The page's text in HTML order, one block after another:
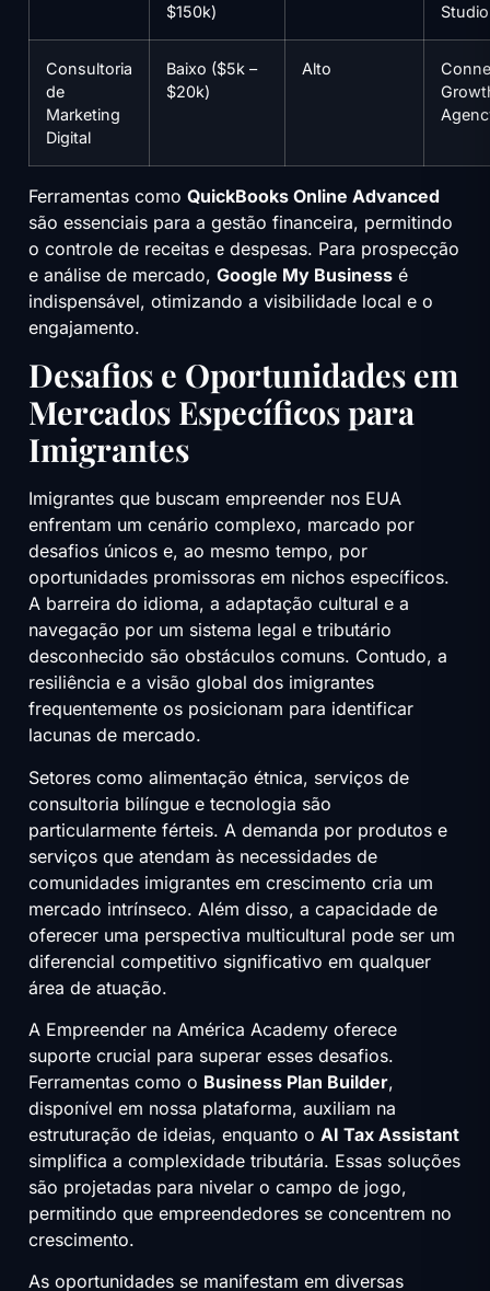
$150k)
Studio
Consultoria
de
Marketing
Digital
Baixo ($5k –
$20k)
Alto
Ferramentas como QuickBooks Online Advanced
são essenciais para a gestão financeira, permitindo
o controle de receitas e despesas. Para prospecção
e análise de mercado, Google My Business é
indispensável, otimizando a visibilidade local e o
engajamento.
Desafios e Oportunidades em
Mercados Específicos para
Imigrantes
Imigrantes que buscam empreender nos EUA
enfrentam um cenário complexo, marcado por
desafios únicos e, ao mesmo tempo, por
oportunidades promissoras em nichos específicos.
A barreira do idioma, a adaptação cultural e a
navegação por um sistema legal e tributário
desconhecido são obstáculos comuns. Contudo, a
resiliência e a visão global dos imigrantes
frequentemente os posicionam para identificar
lacunas de mercado.
Setores como alimentação étnica, serviços de
consultoria bilíngue e tecnologia são
particularmente férteis. A demanda por produtos e
serviços que atendam às necessidades de
comunidades imigrantes em crescimento cria um
mercado intrínseco. Além disso, a capacidade de
oferecer uma perspectiva multicultural pode ser um
diferencial competitivo significativo em qualquer
área de atuação.
A Empreender na América Academy oferece
suporte crucial para superar esses desafios.
Ferramentas como o Business Plan Builder,
disponível em nossa plataforma, auxiliam na
estruturação de ideias, enquanto o AI Tax Assistant
simplifica a complexidade tributária. Essas soluções
são projetadas para nivelar o campo de jogo,
permitindo que empreendedores se concentrem no
crescimento.
As oportunidades se manifestam em diversas